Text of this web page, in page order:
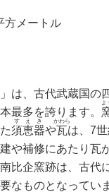
メートル
」は、古代武蔵国
最多を誇ります。
よ
須恵器
すえき
や瓦
かわら
は、7
や補修にあたり瓦
比企窯跡は、古代
なものとなってい